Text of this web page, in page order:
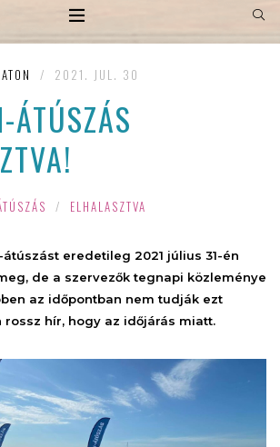
/ 2021. JUL. 30
ÁTÚSZÁS
/ ELHALASZTVA
eredetileg 2021 július 31-én
de a szervezők tegnapi közleménye
az időpontban nem tudják ezt
rossz hír, hogy az időjárás miatt.